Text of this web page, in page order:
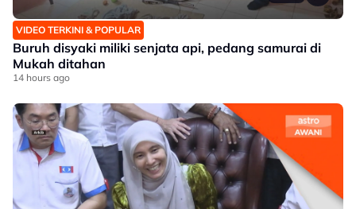
VIDEO TERKINI & POPULAR
Buruh disyaki miliki senjata api, pedang samurai di
Mukah ditahan
14 hours ago